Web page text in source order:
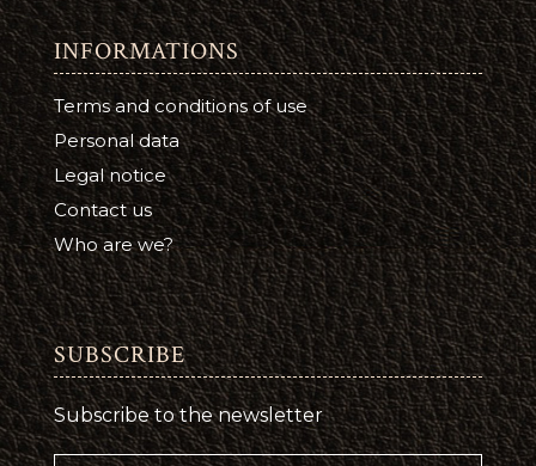
INFORMATIONS
Terms and conditions of use
Personal data
Legal notice
Contact us
Who are we?
SUBSCRIBE
Subscribe to the newsletter